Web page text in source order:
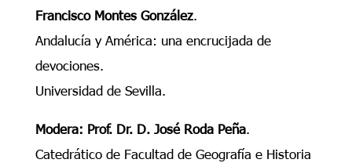
Francisco Montes González.
Andalucía y América: una encrucijada de
devociones.
Universidad de Sevilla.
Modera: Prof. Dr. D. José Roda Peña.
Catedrático de Facultad de Geografía e Historia